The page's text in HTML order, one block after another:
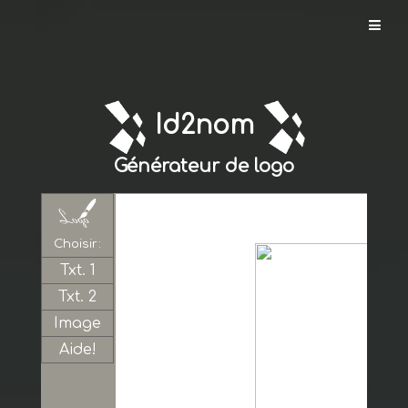
Id2nom.com
Vérifier
nom
Créer
Id2nom
Générateur de logo
Choisir:
Txt. 1
Txt. 2
Image
Aide!